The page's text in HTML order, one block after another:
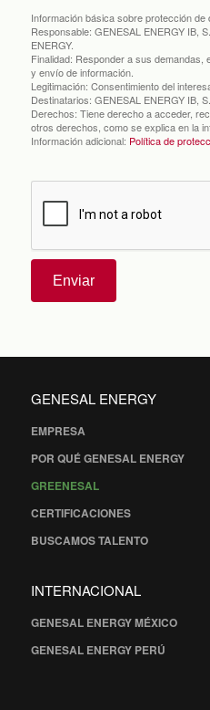
Información básica sobre protección de
Responsable: GENESAL ENERGY IB,
ENERGY.
Finalidad: Responder a sus demandas,
y envío de información.
Legitimación: Consentimiento del
Destinatarios: GENESAL ENERGY IB,
Derechos: Tiene derecho a acceder,
otros derechos, como se explica en la
Información adicional: Política de
Enviar
GENESAL ENERGY
EMPRESA
POR QUÉ GENESAL ENERGY
GREENESAL
CERTIFICACIONES
BUSCAMOS TALENTO
INTERNACIONAL
GENESAL ENERGY MÉXICO
GENESAL ENERGY PERÚ